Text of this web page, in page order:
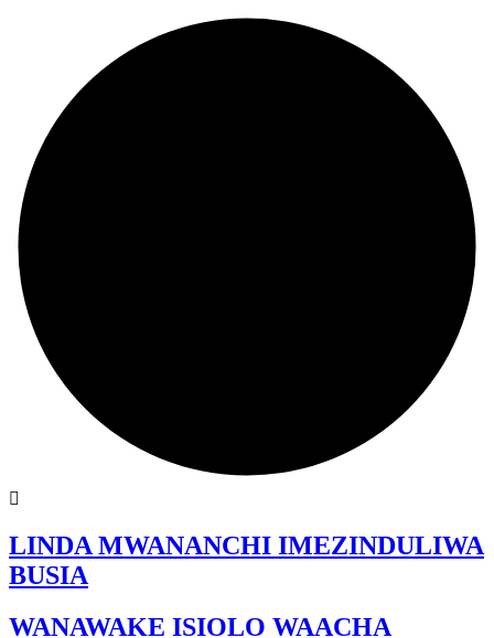
LINDA MWANANCHI IMEZINDULIWA
BUSIA
WANAWAKE ISIOLO WAACHA